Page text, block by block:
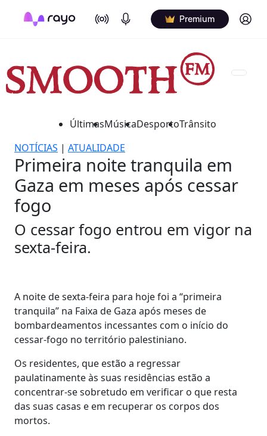
On Air Podcasts Premium Log in
ÚltimasMúsicaDesportoTrânsito
NOTÍCIAS | ATUALIDADE
Primeira noite tranquila em
Gaza em meses após cessar
fogo
O cessar fogo entrou em vigor na
sexta-feira.
A noite de sexta-feira para hoje foi a “primeira
tranquila” na Faixa de Gaza após meses de
bombardeamentos incessantes com o início do
cessar-fogo no território palestiniano.
Os residentes, que estão a regressar
paulatinamente às suas residências estão a
concentrar-se sobretudo em verificar o que resta
das suas casas e em recuperar os corpos dos
mortos.